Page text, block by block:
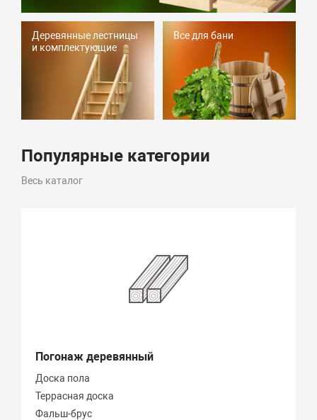
Деревянные лестницы
и комплектующие
Все для бани
Популярные категории
Весь каталог
Погонаж деревянный
Доска пола
Террасная доска
Фальш-брус